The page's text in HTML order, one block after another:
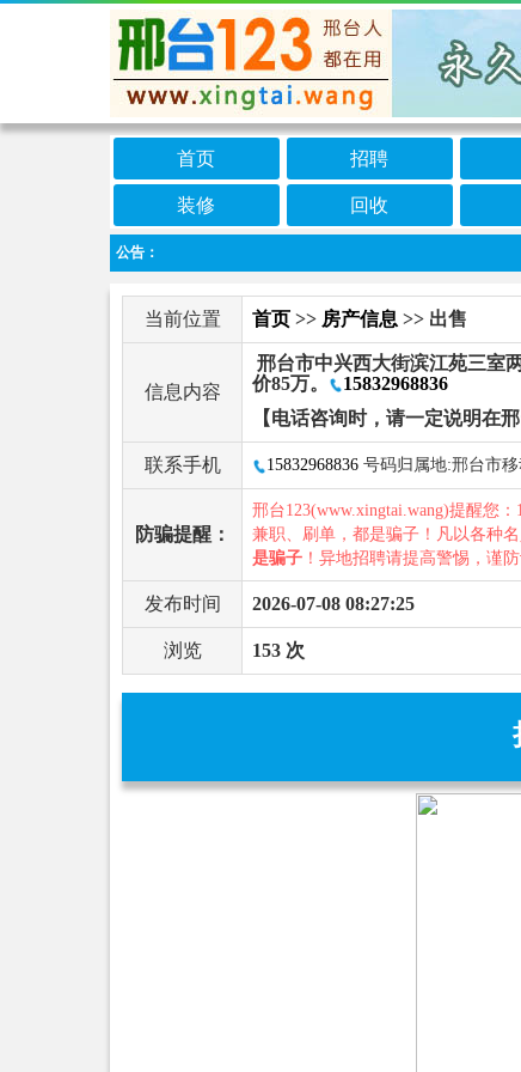
首页 招聘
装修 回收
公告：
当前位置 首页 >> 房产信息 >> 出售
信息内容
邢台市中兴西大街滨江苑三室
价85万。
15832968836
【电话咨询时，请一定说明在
联系手机 15832968836 号码归属地:邢台市移
防骗提醒：
邢台123(www.xingtai.wang)提醒您：1
兼职、刷单，都是骗子！凡以各种
是骗子 ！异地招聘请提高警惕，谨防
发布时间 2026-07-08 08:27:25
浏览 153 次